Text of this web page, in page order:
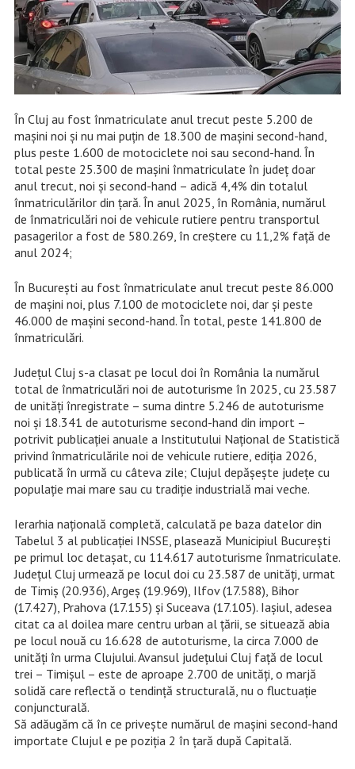
În Cluj au fost înmatriculate anul trecut peste 5.200 de
mașini noi și nu mai puțin de 18.300 de mașini second-hand,
plus peste 1.600 de motociclete noi sau second-hand. În
total peste 25.300 de mașini înmatriculate în județ doar
anul trecut, noi și second-hand – adică 4,4% din totalul
înmatriculărilor din țară. În anul 2025, în România, numărul
de înmatriculări noi de vehicule rutiere pentru transportul
pasagerilor a fost de 580.269, în creṣtere cu 11,2% faţă de
anul 2024;
În București au fost înmatriculate anul trecut peste 86.000
de mașini noi, plus 7.100 de motociclete noi, dar și peste
46.000 de mașini second-hand. În total, peste 141.800 de
înmatriculări.
Județul Cluj s-a clasat pe locul doi în România la numărul
total de înmatriculări noi de autoturisme în 2025, cu 23.587
de unități înregistrate – suma dintre 5.246 de autoturisme
noi și 18.341 de autoturisme second-hand din import –
potrivit publicației anuale a Institutului Național de Statistică
privind înmatriculările noi de vehicule rutiere, ediția 2026,
publicată în urmă cu câteva zile; Clujul depășește județe cu
populație mai mare sau cu tradiție industrială mai veche.
Ierarhia națională completă, calculată pe baza datelor din
Tabelul 3 al publicației INSSE, plasează Municipiul București
pe primul loc detașat, cu 114.617 autoturisme înmatriculate.
Județul Cluj urmează pe locul doi cu 23.587 de unități, urmat
de Timiș (20.936), Argeș (19.969), Ilfov (17.588), Bihor
(17.427), Prahova (17.155) și Suceava (17.105). Iașiul, adesea
citat ca al doilea mare centru urban al țării, se situează abia
pe locul nouă cu 16.628 de autoturisme, la circa 7.000 de
unități în urma Clujului. Avansul județului Cluj față de locul
trei – Timișul – este de aproape 2.700 de unități, o marjă
solidă care reflectă o tendință structurală, nu o fluctuație
conjuncturală.
Să adăugăm că în ce privește numărul de mașini second-hand
importate Clujul e pe poziția 2 în țară după Capitală.